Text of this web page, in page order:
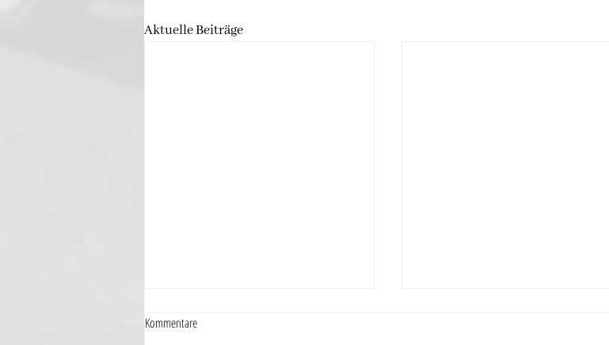
Aktuelle Beiträge
Kommentare